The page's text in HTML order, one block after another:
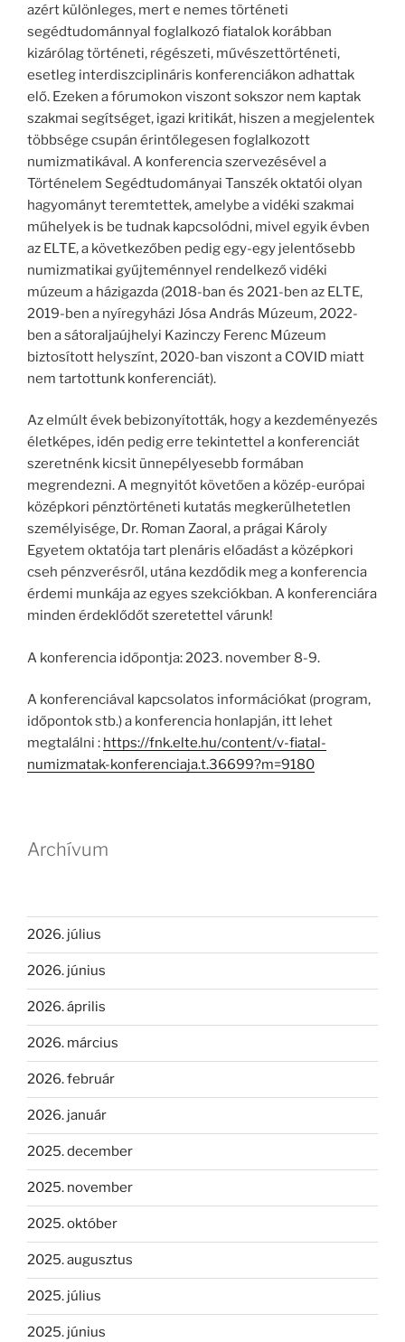
azért különleges, mert e nemes történeti
segédtudománnyal foglalkozó fiatalok korábban
kizárólag történeti, régészeti, művészettörténeti,
esetleg interdiszciplináris konferenciákon adhattak
elő. Ezeken a fórumokon viszont sokszor nem kaptak
szakmai segítséget, igazi kritikát, hiszen a megjelentek
többsége csupán érintőlegesen foglalkozott
numizmatikával. A konferencia szervezésével a
Történelem Segédtudományai Tanszék oktatói olyan
hagyományt teremtettek, amelybe a vidéki szakmai
műhelyek is be tudnak kapcsolódni, mivel egyik évben
az ELTE, a következőben pedig egy-egy jelentősebb
numizmatikai gyűjteménnyel rendelkező vidéki
múzeum a házigazda (2018-ban és 2021-ben az ELTE,
2019-ben a nyíregyházi Jósa András Múzeum, 2022-
ben a sátoraljaújhelyi Kazinczy Ferenc Múzeum
biztosított helyszínt, 2020-ban viszont a COVID miatt
nem tartottunk konferenciát).
Az elmúlt évek bebizonyították, hogy a kezdeményezés
életképes, idén pedig erre tekintettel a konferenciát
szeretnénk kicsit ünnepélyesebb formában
megrendezni. A megnyitót követően a közép-európai
középkori pénztörténeti kutatás megkerülhetetlen
személyisége, Dr. Roman Zaoral, a prágai Károly
Egyetem oktatója tart plenáris előadást a középkori
cseh pénzverésről, utána kezdődik meg a konferencia
érdemi munkája az egyes szekciókban. A konferenciára
minden érdeklődőt szeretettel várunk!
A konferencia időpontja: 2023. november 8-9.
A konferenciával kapcsolatos információkat (program,
időpontok stb.) a konferencia honlapján, itt lehet
megtalálni : https://fnk.elte.hu/content/v-fiatal-
numizmatak-konferenciaja.t.36699?m=9180
Archívum
2026. július
2026. június
2026. április
2026. március
2026. február
2026. január
2025. december
2025. november
2025. október
2025. augusztus
2025. július
2025. június